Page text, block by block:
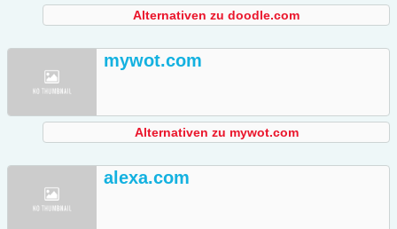
Alternativen zu doodle.com
mywot.com
Alternativen zu mywot.com
alexa.com